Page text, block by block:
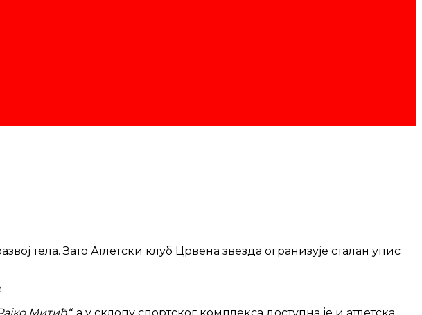
тела. Зато Атлетски клуб Црвена звезда огранизује сталан упис